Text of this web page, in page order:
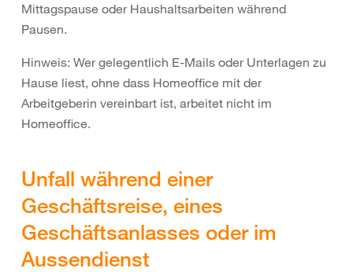
Mittagspause oder Haushaltsarbeiten während
Pausen.
Hinweis: Wer gelegentlich E-Mails oder Unterlagen zu
Hause liest, ohne dass Homeoffice mit der
Arbeitgeberin vereinbart ist, arbeitet nicht im
Homeoffice.
Unfall während einer
Geschäftsreise, eines
Geschäftsanlasses oder im
Aussendienst